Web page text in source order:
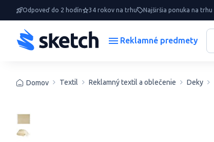
Odpoveď do 2 hodín 34 rokov na trhu Najširšia ponuka na trhu
Reklamné predmety
Domov Textil Reklamný textil a oblečenie Deky